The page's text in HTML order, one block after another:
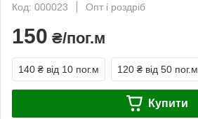
Код: 000023
Опт і роздріб
150 ₴/пог.м
140 ₴ від 10 пог.м 120 ₴ від 50 пог.м
Купити